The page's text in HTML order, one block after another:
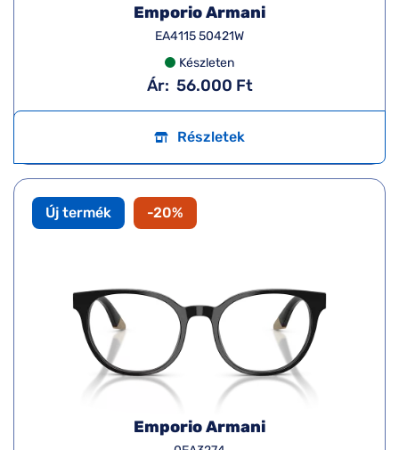
Emporio Armani
EA4115 50421W
Készleten
Ár: 56.000 Ft
Részletek
Új termék -20%
Emporio Armani